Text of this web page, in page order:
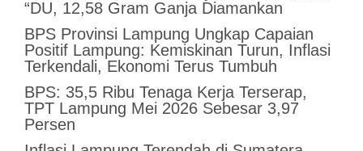
“DU, 12,58 Gram Ganja Diamankan
BPS Provinsi Lampung Ungkap Capaian
Positif Lampung: Kemiskinan Turun, Inflasi
Terkendali, Ekonomi Terus Tumbuh
BPS: 35,5 Ribu Tenaga Kerja Terserap,
TPT Lampung Mei 2026 Sebesar 3,97
Persen